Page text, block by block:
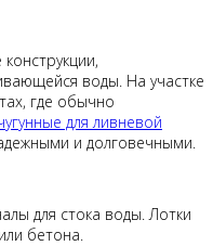
воды. На участке
где обычно
для ливневой
и долговечными.
для стока воды. Лотки
бетона.